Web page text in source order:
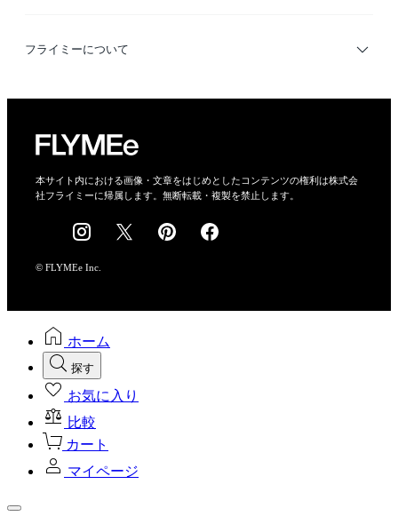
利用規約
フライミーについて
会社概要
採用情報
本サイト内における画像・文章をはじめとしたコンテンツの権利は株式会
社フライミーに帰属します。無断転載・複製を禁止します。
© FLYMEe Inc.
ホーム
探す
お気に入り
比較
カート
マイページ